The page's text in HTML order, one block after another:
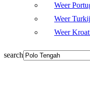
Weer
Weer
Weer
search